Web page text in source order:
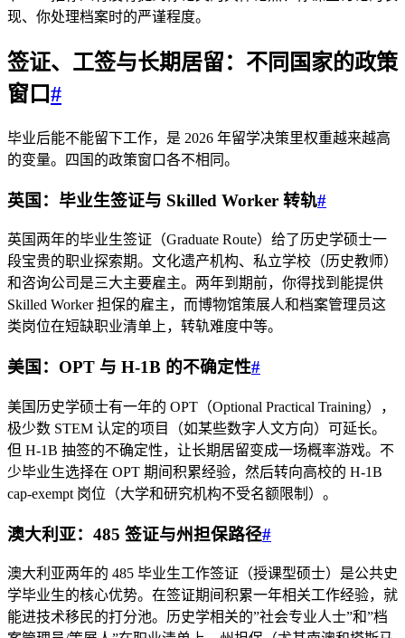
现、你处理档案时的严谨程度。
签证、工签与长期居留：不同国家的政策
窗口#
毕业后能不能留下工作，是 2026 年留学决策里权重越来越高
的变量。四国的政策窗口各不相同。
英国：毕业生签证与 Skilled Worker 转轨#
英国两年的毕业生签证（Graduate Route）给了历史学硕士一
段宝贵的职业探索期。文化遗产机构、私立学校（历史教师）
和咨询公司是三大主要雇主。两年到期前，你得找到能提供
Skilled Worker 担保的雇主，而博物馆策展人和档案管理员这
类岗位在短缺职业清单上，转轨难度中等。
美国：OPT 与 H-1B 的不确定性#
美国历史学硕士有一年的 OPT（Optional Practical Training），
极少数 STEM 认定的项目（如某些数字人文方向）可延长。
但 H-1B 抽签的不确定性，让长期居留变成一场概率游戏。不
少毕业生选择在 OPT 期间积累经验，然后转向高校的 H-1B
cap-exempt 岗位（大学和研究机构不受名额限制）。
澳大利亚：485 签证与州担保路径#
澳大利亚两年的 485 毕业生工作签证（授课型硕士）是公共史
学毕业生的核心优势。在签证期间积累一年相关工作经验，就
能进技术移民的打分池。历史学相关的”社会专业人士”和”档